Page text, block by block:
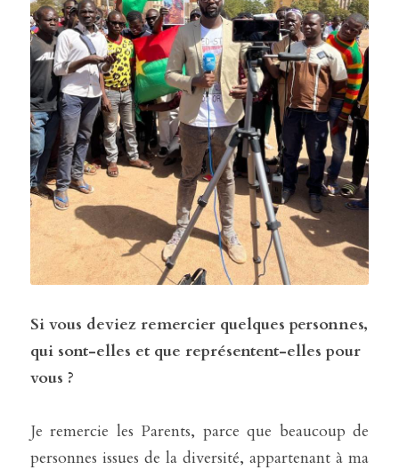
Si vous deviez remercier quelques personnes,
qui sont-elles et que représentent-elles pour
vous ?
Je remercie les Parents, parce que beaucoup de
personnes issues de la diversité, appartenant à ma